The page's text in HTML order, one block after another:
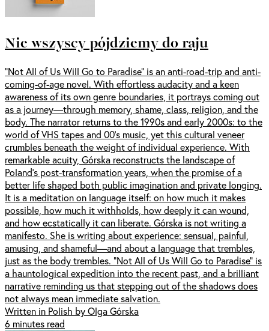
Nie wszyscy pójdziemy do raju
“Not All of Us Will Go to Paradise” is an anti-road-trip and anti-
coming-of-age novel. With effortless audacity and a keen
awareness of its own genre boundaries, it portrays coming out
as a journey—through memory, shame, class, religion, and the
body. The narrator returns to the 1990s and early 2000s: to the
world of VHS tapes and 00’s music, yet this cultural veneer
crumbles beneath the weight of individual experience. With
remarkable acuity, Górska reconstructs the landscape of
Poland's post-transformation years, when the promise of a
better life shaped both public imagination and private longing.
It is a meditation on language itself: on how much it makes
possible, how much it withholds, how deeply it can wound,
and how ecstatically it can liberate. Górska is not writing a
manifesto. She is writing about experience: sensual, painful,
amusing, and shameful—and about a language that trembles,
just as the body trembles. “Not All of Us Will Go to Paradise” is
a hauntological expedition into the recent past, and a brilliant
narrative reminding us that stepping out of the shadows does
not always mean immediate salvation.
Written in Polish by Olga Górska
6 minutes read